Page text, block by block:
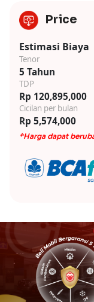
Price
Estimasi Biaya
Tenor
5 Tahun
TDP
Rp 120,895,000
Cicilan per bulan
Rp 5,574,000
*Harga dapat